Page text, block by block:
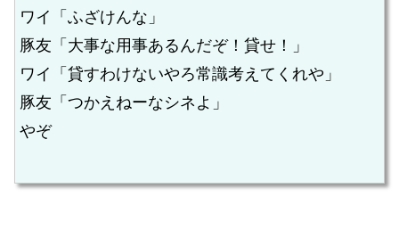
ワイ「ふざけんな」
豚友「大事な用事あるんだぞ！貸せ！」
ワイ「貸すわけないやろ常識考えてくれや」
豚友「つかえねーなシネよ」
やぞ